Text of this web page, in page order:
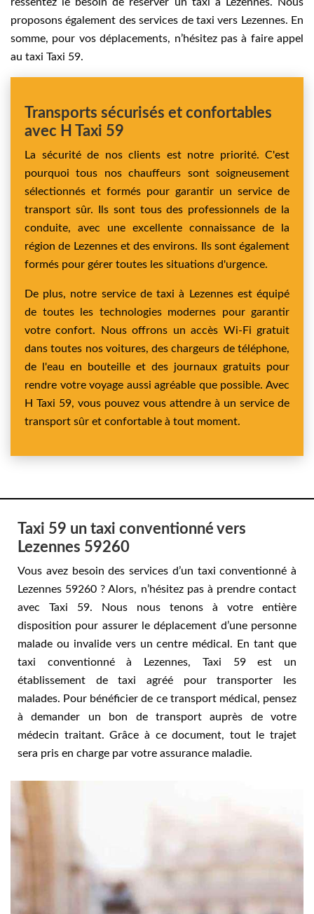
proposons également des services de taxi vers Lezennes. En
somme, pour vos déplacements, n’hésitez pas à faire appel
au taxi Taxi 59.
Transports sécurisés et confortables
avec H Taxi 59
La sécurité de nos clients est notre priorité. C'est
pourquoi tous nos chauffeurs sont soigneusement
sélectionnés et formés pour garantir un service de
transport sûr. Ils sont tous des professionnels de la
conduite, avec une excellente connaissance de la
région de Lezennes et des environs. Ils sont également
formés pour gérer toutes les situations d'urgence.
De plus, notre service de taxi à Lezennes est équipé
de toutes les technologies modernes pour garantir
votre confort. Nous offrons un accès Wi-Fi gratuit
dans toutes nos voitures, des chargeurs de téléphone,
de l'eau en bouteille et des journaux gratuits pour
rendre votre voyage aussi agréable que possible. Avec
H Taxi 59, vous pouvez vous attendre à un service de
transport sûr et confortable à tout moment.
Taxi 59 un taxi conventionné vers
Lezennes 59260
Vous avez besoin des services d’un taxi conventionné à
Lezennes 59260 ? Alors, n’hésitez pas à prendre contact
avec Taxi 59. Nous nous tenons à votre entière
disposition pour assurer le déplacement d’une personne
malade ou invalide vers un centre médical. En tant que
taxi conventionné à Lezennes, Taxi 59 est un
établissement de taxi agréé pour transporter les
malades. Pour bénéficier de ce transport médical, pensez
à demander un bon de transport auprès de votre
médecin traitant. Grâce à ce document, tout le trajet
sera pris en charge par votre assurance maladie.